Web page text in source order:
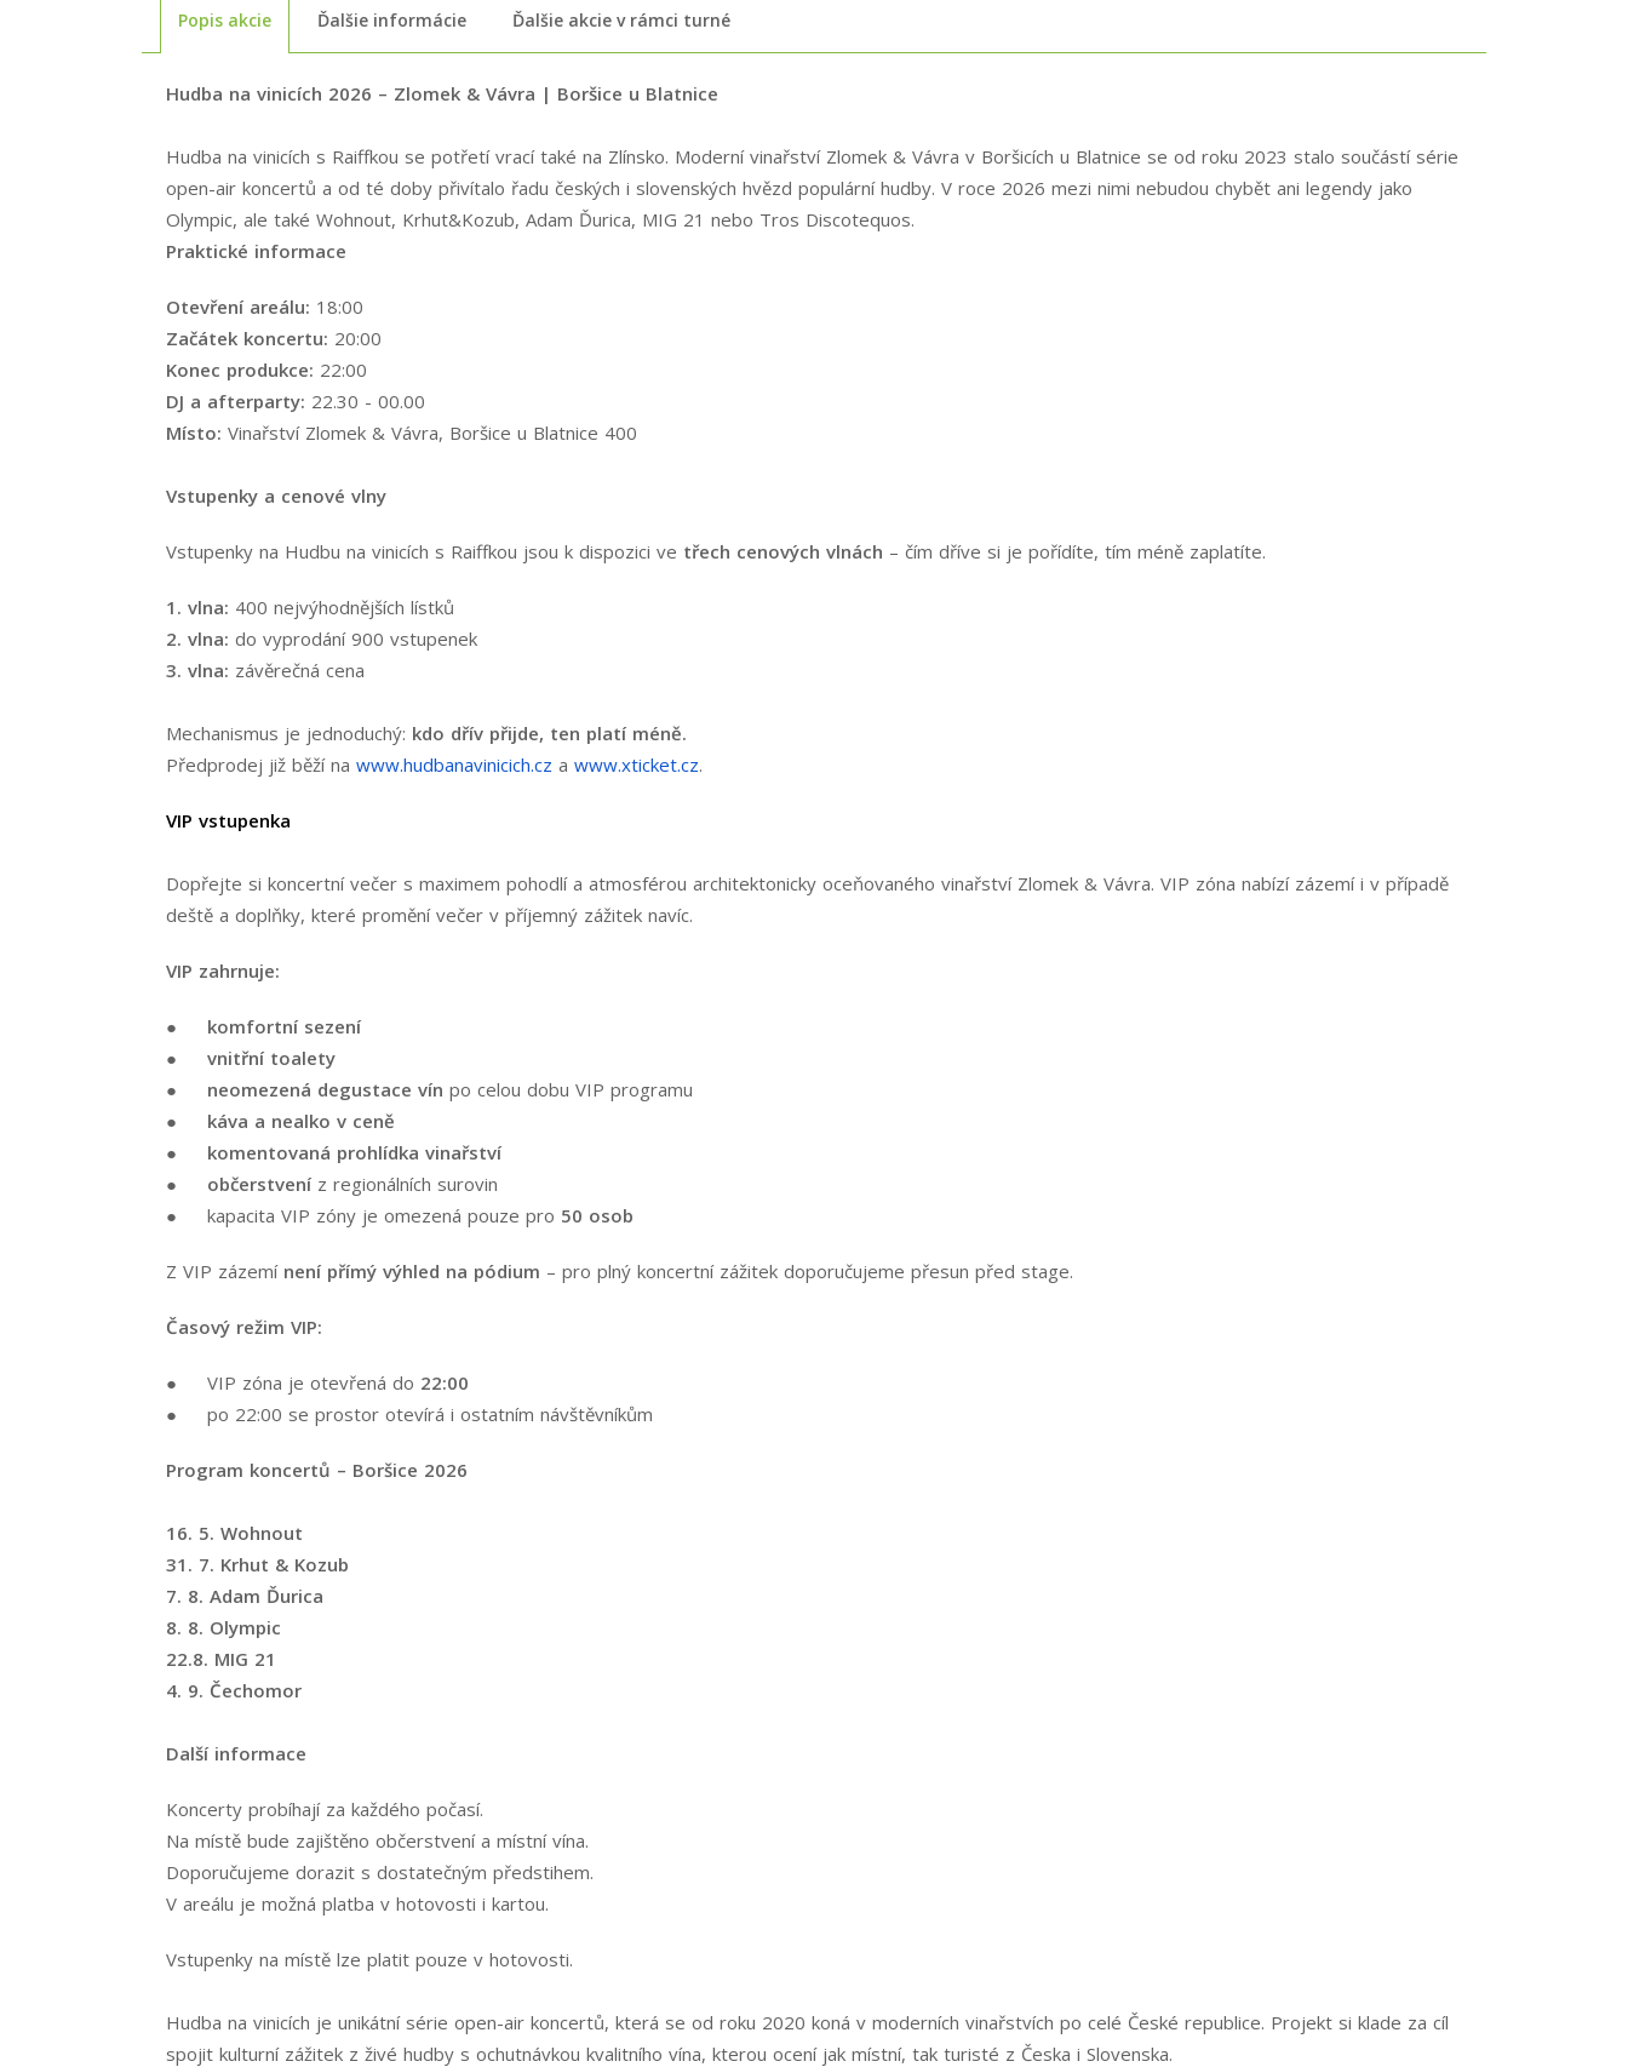
Popis akcie Ďalšie informácie Ďalšie akcie v rámci turné
Hudba na vinicích 2026 – Zlomek & Vávra | Boršice u Blatnice
Hudba na vinicích s Raiffkou se potřetí vrací také na Zlínsko. Moderní vinařství Zlomek & Vávra v Boršicích u Blatnice se od roku 2023 stalo součástí série
open-air koncertů a od té doby přivítalo řadu českých i slovenských hvězd populární hudby. V roce 2026 mezi nimi nebudou chybět ani legendy jako
Olympic, ale také Wohnout, Krhut&Kozub, Adam Ďurica, MIG 21 nebo Tros Discotequos.
Praktické informace
Otevření areálu: 18:00
Začátek koncertu: 20:00
Konec produkce: 22:00
DJ a afterparty: 22.30 - 00.00
Místo: Vinařství Zlomek & Vávra, Boršice u Blatnice 400
Vstupenky a cenové vlny
Vstupenky na Hudbu na vinicích s Raiffkou jsou k dispozici ve třech cenových vlnách – čím dříve si je pořídíte, tím méně zaplatíte.
1. vlna: 400 nejvýhodnějších lístků
2. vlna: do vyprodání 900 vstupenek
3. vlna: závěrečná cena
Mechanismus je jednoduchý: kdo dřív přijde, ten platí méně.
Předprodej již běží na www.hudbanavinicich.cz a www.xticket.cz.
VIP vstupenka
Dopřejte si koncertní večer s maximem pohodlí a atmosférou architektonicky oceňovaného vinařství Zlomek & Vávra. VIP zóna nabízí zázemí i v případě
deště a doplňky, které promění večer v příjemný zážitek navíc.
VIP zahrnuje:
● komfortní sezení
● vnitřní toalety
● neomezená degustace vín po celou dobu VIP programu
● káva a nealko v ceně
● komentovaná prohlídka vinařství
● občerstvení z regionálních surovin
● kapacita VIP zóny je omezená pouze pro 50 osob
Z VIP zázemí není přímý výhled na pódium – pro plný koncertní zážitek doporučujeme přesun před stage.
Časový režim VIP:
● VIP zóna je otevřená do 22:00
● po 22:00 se prostor otevírá i ostatním návštěvníkům
Program koncertů – Boršice 2026
16. 5. Wohnout
31. 7. Krhut & Kozub
7. 8. Adam Ďurica
8. 8. Olympic
22.8. MIG 21
4. 9. Čechomor
Další informace
Koncerty probíhají za každého počasí.
Na místě bude zajištěno občerstvení a místní vína.
Doporučujeme dorazit s dostatečným předstihem.
V areálu je možná platba v hotovosti i kartou.
Vstupenky na místě lze platit pouze v hotovosti.
Hudba na vinicích je unikátní série open-air koncertů, která se od roku 2020 koná v moderních vinařstvích po celé České republice. Projekt si klade za cíl
spojit kulturní zážitek z živé hudby s ochutnávkou kvalitního vína, kterou ocení jak místní, tak turisté z Česka i Slovenska.